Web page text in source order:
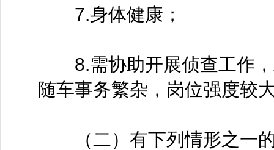
7.身体健康；
8.需协助开展侦查工作，
随车事务繁杂，岗位强度较
（二）有下列情形之一